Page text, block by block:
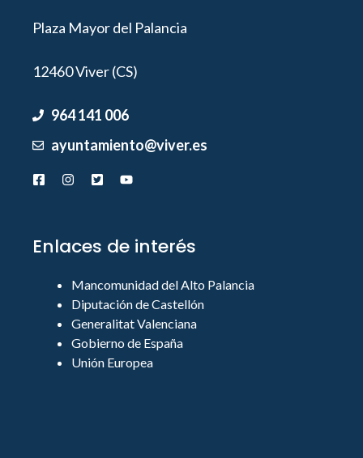
Plaza Mayor del Palancia
12460 Viver (CS)
964 141 006
ayuntamiento@viver.es
Enlaces de interés
Mancomunidad del Alto Palancia
Diputación de Castellón
Generalitat Valenciana
Gobierno de España
Unión Europea